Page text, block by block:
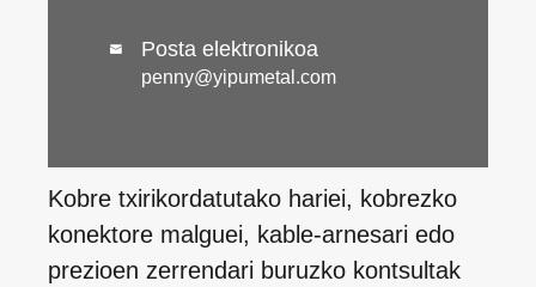
 Posta elektronikoa
penny@yipumetal.com
Kobre txirikordatutako hariei, kobrezko
konektore malguei, kable-arnesari edo
prezioen zerrendari buruzko kontsultak